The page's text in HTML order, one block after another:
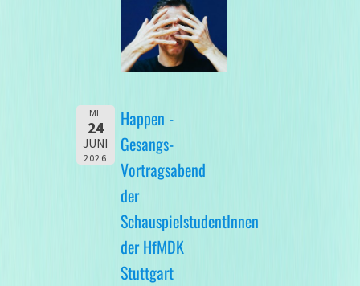
MI.
24
JUNI
2026
Happen -
Gesangs-
Vortragsabend
der
SchauspielstudentInnen
der HfMDK
Stuttgart